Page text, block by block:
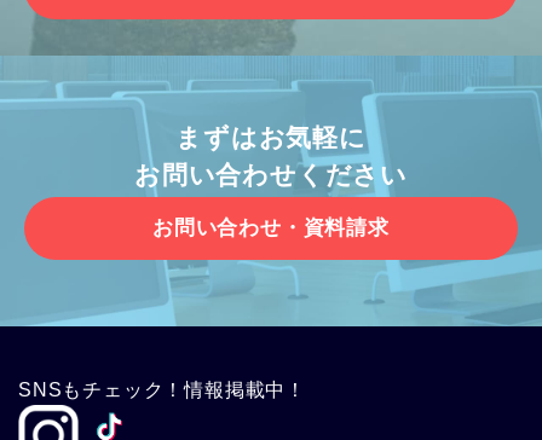
まずはお気軽に
お問い合わせください
お問い合わせ・資料請求
SNSもチェック！情報掲載中！